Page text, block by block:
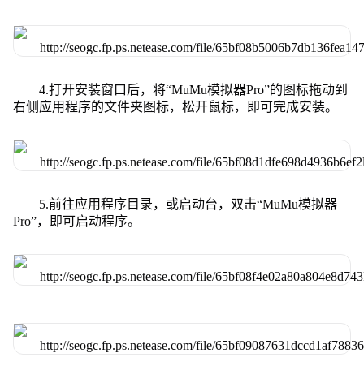
4.打开安装窗口后，将“MuMu模拟器Pro”的图标拖动到
右侧应用程序的文件夹图标，松开鼠标，即可完成安装。
5.前往应用程序目录，或启动台，双击“MuMu模拟器
Pro”，即可启动程序。